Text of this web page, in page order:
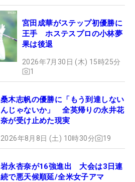
宮田成華がステップ初優勝に
王手 ホステスプロの小林夢
果は後退
2026年7月30日 (木) 15時25分
1
桑木志帆の優勝に「もう到達しない
んじゃないか」 全英帰りの永井花
奈が受け止めた現実
2026年8月8日 (土) 10時30分 19
岩永杏奈が16強進出 大会は3日連
続で悪天候順延/全米女子アマ